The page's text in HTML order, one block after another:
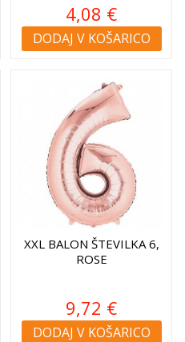
4,08 €
DODAJ V KOŠARICO
XXL BALON ŠTEVILKA 6,
ROSE
9,72 €
DODAJ V KOŠARICO